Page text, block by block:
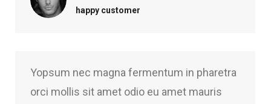
happy customer
Yopsum nec magna fermentum in pharetra
orci mollis sit amet odio eu amet mauris